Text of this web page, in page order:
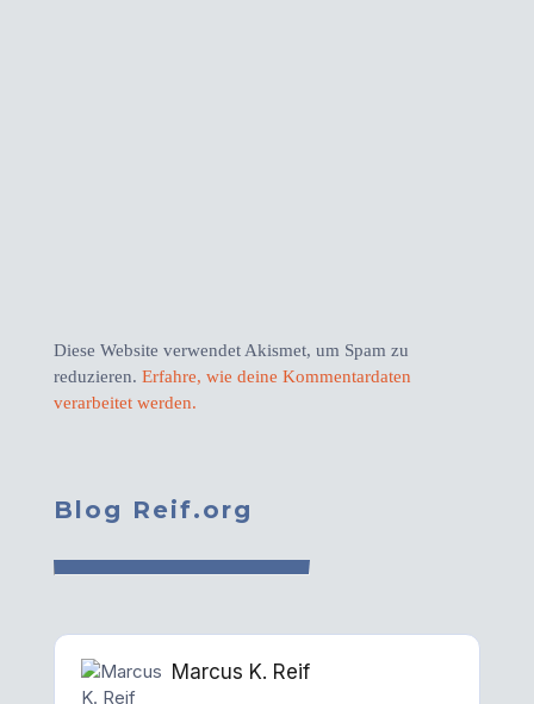
Diese Website verwendet Akismet, um Spam zu
reduzieren. Erfahre, wie deine Kommentardaten
verarbeitet werden.
Blog Reif.org
Marcus K. Reif